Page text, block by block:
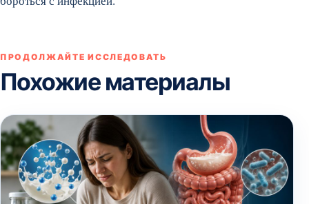
ПРОДОЛЖАЙТЕ ИССЛЕДОВАТЬ
Похожие материалы